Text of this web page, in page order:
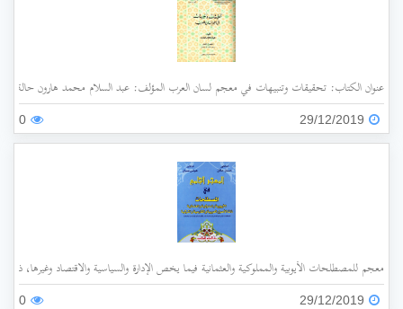
عنوان الكتاب: تحقيقات وتنبيهات في معجم لسان العرب المؤلف: عبد السلام محمد هارون حالة الفهرسة: غير مفهرس الناشر: جامعة الملك عبد
29/12/2019
0
معجم للمصطلحات الأيوبية والمملوكية والعثمانية فيما يخص الإدارة والسياسية والاقتصاد وغيرها، ذات
29/12/2019
0